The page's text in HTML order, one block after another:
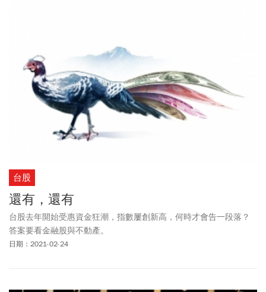
台股
還有，還有
台股去年開始受惠資金狂潮，指數屢創新高，何時才會告一段落？
答案要看金融股與不動產。
日期：2021-02-24